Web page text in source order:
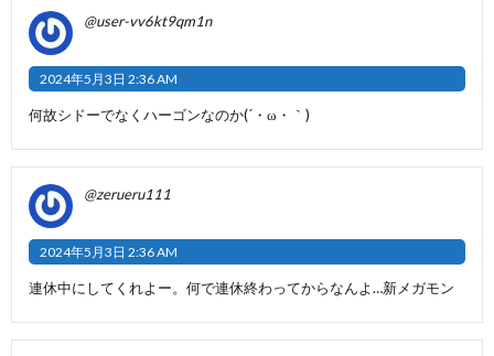
@user-vv6kt9qm1n
2024年5月3日 2:36 AM
何故シドーでなくハーゴンなのか(´・ω・｀)
@zerueru111
2024年5月3日 2:36 AM
連休中にしてくれよー。何で連休終わってからなんよ…新メガモン